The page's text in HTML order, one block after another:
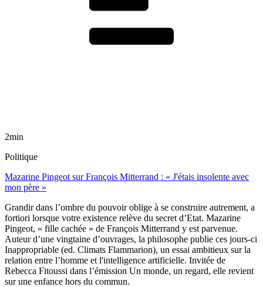
2min
Politique
Mazarine Pingeot sur François Mitterrand : « J'étais insolente avec
mon père »
Grandir dans l’ombre du pouvoir oblige à se construire autrement, a
fortiori lorsque votre existence relève du secret d’Etat. Mazarine
Pingeot, « fille cachée » de François Mitterrand y est parvenue.
Auteur d’une vingtaine d’ouvrages, la philosophe publie ces jours-ci
Inappropriable (ed. Climats Flammarion), un essai ambitieux sur la
relation entre l’homme et l'intelligence artificielle. Invitée de
Rebecca Fitoussi dans l’émission Un monde, un regard, elle revient
sur une enfance hors du commun.